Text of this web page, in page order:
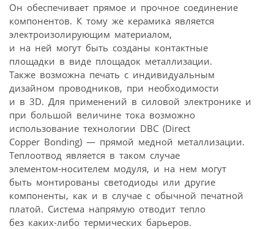
Он обеспечивает прямое и прочное соединение
компонентов. К тому же керамика является
электроизолирующим материалом,
и на ней могут быть созданы контактные
площадки в виде площадок металлизации.
Также возможна печать с индивидуальным
дизайном проводников, при необходимости
и в 3D. Для применений в силовой электронике и
при большой величине тока возможно
использование технологии DBC (Direct
Copper Bonding) — прямой медной металлизации.
Теплоотвод является в таком случае
элементом-носителем модуля, и на нем могут
быть монтированы светодиоды или другие
компоненты, как и в случае с обычной печатной
платой. Система напрямую отводит тепло
без каких-либо термических барьеров.